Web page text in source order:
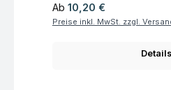
Regulärer Preis:
Ab 10,20 €
Preise inkl. MwSt. zzgl.
Details